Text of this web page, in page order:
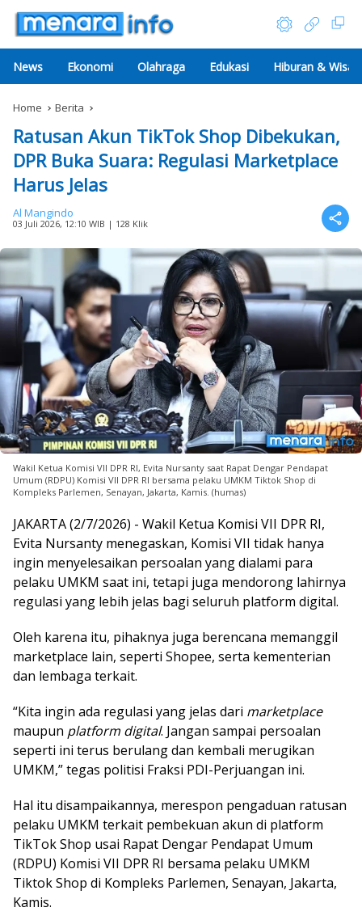
News Ekonomi Olahraga Edukasi Hiburan &
Home Berita
Ratusan Akun TikTok Shop Dibekukan,
DPR Buka Suara: Regulasi Marketplace
Harus Jelas
Al Mangindo
03 Juli 2026, 12:10 WIB | 128 Klik
Wakil Ketua Komisi VII DPR RI, Evita Nursanty saat Rapat Dengar Pendapat
Umum (RDPU) Komisi VII DPR RI bersama pelaku UMKM Tiktok Shop di
Kompleks Parlemen, Senayan, Jakarta, Kamis. (humas)
JAKARTA (2/7/2026) - Wakil Ketua Komisi VII DPR RI,
Evita Nursanty menegaskan, Komisi VII tidak hanya
ingin menyelesaikan persoalan yang dialami para
pelaku UMKM saat ini, tetapi juga mendorong lahirnya
regulasi yang lebih jelas bagi seluruh platform digital.
Oleh karena itu, pihaknya juga berencana memanggil
marketplace lain, seperti Shopee, serta kementerian
dan lembaga terkait.
“Kita ingin ada regulasi yang jelas dari marketplace
maupun platform digital. Jangan sampai persoalan
seperti ini terus berulang dan kembali merugikan
UMKM,” tegas politisi Fraksi PDI-Perjuangan ini.
Hal itu disampaikannya, merespon pengaduan ratusan
pelaku UMKM terkait pembekuan akun di platform
TikTok Shop usai Rapat Dengar Pendapat Umum
(RDPU) Komisi VII DPR RI bersama pelaku UMKM
Tiktok Shop di Kompleks Parlemen, Senayan, Jakarta,
Kamis.